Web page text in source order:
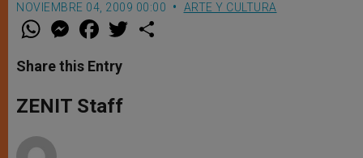
NOVIEMBRE 04, 2009 00:00 ARTE Y CULTURA
W
t
s
p
p
M
e
s
e
g
e
F
a
e
b
o
k
w
Share this Entry
ZENIT Staff